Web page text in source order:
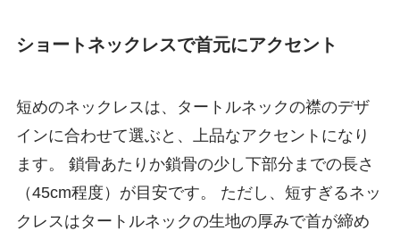
ショートネックレスで首元にアクセント
短めのネックレスは、タートルネックの襟のデザ
インに合わせて選ぶと、上品なアクセントになり
ます。 鎖骨あたりか鎖骨の少し下部分までの長さ
（45cm程度）が目安です。 ただし、短すぎるネッ
クレスはタートルネックの生地の厚みで首が締め